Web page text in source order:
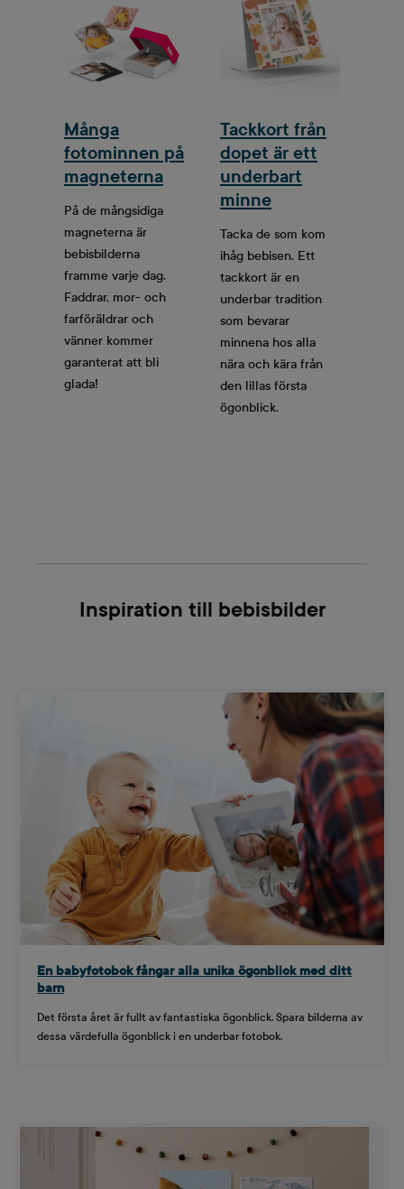
Många
fotominnen på
magneterna
På de mångsidiga
magneterna är
bebisbilderna
framme varje dag.
Faddrar, mor- och
farföräldrar och
vänner kommer
garanterat att bli
glada!
Tackkort från
dopet är ett
underbart
minne
Tacka de som kom
ihåg bebisen. Ett
tackkort är en
underbar tradition
som bevarar
minnena hos alla
nära och kära från
den lillas första
ögonblick.
Inspiration till bebisbilder
En babyfotobok fångar alla unika ögonblick med ditt
barn
Det första året är fullt av fantastiska ögonblick. Spara bilderna av
dessa värdefulla ögonblick i en underbar fotobok.